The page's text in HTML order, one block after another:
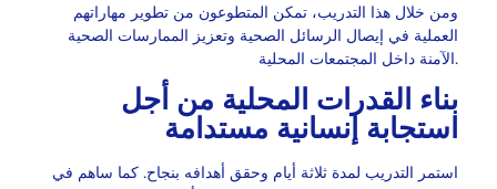
ومن خلال هذا التدريب، تمكن المتطوعون من تطوير مهاراتهم
العملية في إيصال الرسائل الصحية وتعزيز الممارسات الصحية
الآمنة داخل المجتمعات المحلية.
بناء القدرات المحلية من أجل
استجابة إنسانية مستدامة
استمر التدريب لمدة ثلاثة أيام وحقق أهدافه بنجاح. كما ساهم في